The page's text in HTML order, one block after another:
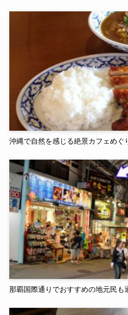
沖縄で自然を感じる絶景カフェめぐ
那覇国際通りでおすすめの地元民も